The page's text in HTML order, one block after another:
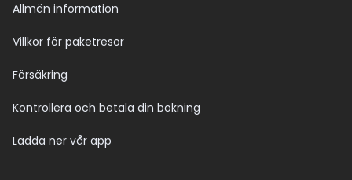
Allmän information
Villkor för paketresor
Försäkring
Kontrollera och betala din bokning
Ladda ner vår app